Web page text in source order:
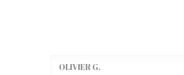
OLIVIERG